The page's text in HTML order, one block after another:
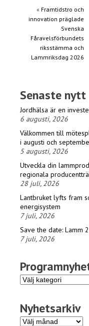
« Framtidstro och
innovation präglade
Svenska
Fåravelsförbundets
riksstämma och
Lammriksdag 2026
Senaste nytt
Jordhälsa är en
6 augusti, 2026
Välkommen till
i augusti och
5 augusti, 2026
Utveckla din
regionala
28 juli, 2026
Lantbruket lyfts fram
energisystem
7 juli, 2026
Save the date: Lamm
7 juli, 2026
Programnyheter
Nyhetsarkiv
Nyhetsarkiv